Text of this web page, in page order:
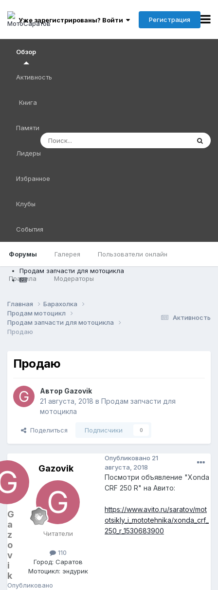
Уже зарегистрированы? Войти Регистрация
Обзор
Форумы Галерея Пользователи онлайн
Правила Модераторы
Активность
Книга
Памяти
Лидеры
Избранное
Клубы
События
Продам запчасти для мотоцикла
Активность
Главная
Барахолка
Продам мотоцикл
Продам запчасти для мотоцикла
Продаю
Продаю
Автор Gazovik
21 августа, 2018 в Продам запчасти для
мотоцикла
Поделиться Подписчики 0
G
a
z
o
v
i
k
Опубликовано
Gazovik
Читатели
110
Город: Саратов
Мотоцикл: эндурик
Опубликовано 21
августа, 2018
Посмотри объявление "Xonda
CRF 250 R" на Авито:
https://www.avito.ru/saratov/mot
otsikly_i_mototehnika/xonda_crf_
250_r_1530683900